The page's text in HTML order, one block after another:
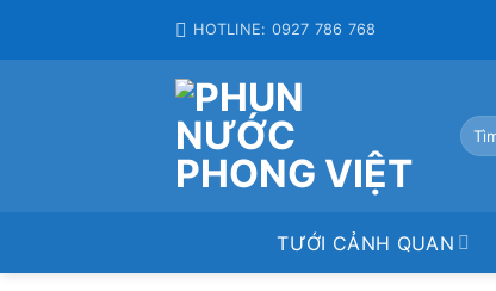
HOTLINE: 0927 786 768
Tìm
kiếm:
TƯỚI CẢNH QUAN